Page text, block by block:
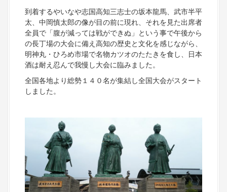
到着するやいなや志国高知三志士の坂本龍馬、武市半平
太、中岡慎太郎の像が目の前に現れ、それを見た出席者
全員で「腹が減っては戦ができぬ」という事で午後から
の長丁場の大会に備え高知の歴史と文化を感じながら、
明神丸・ひろめ市場で名物カツオのたたきを食し、日本
酒は耐え忍んで我慢し大会に臨みました。
全国各地より総勢１４０名が集結し全国大会がスタート
しました。